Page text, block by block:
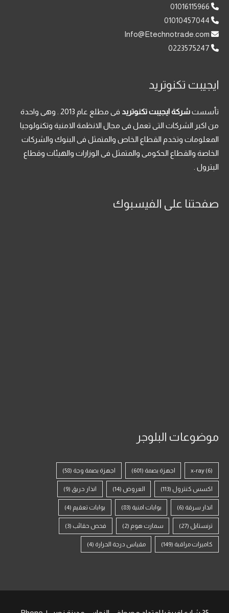
01016115966
01010457044
0223575247
ايجيبت تكنوتريد
تأسستشركة ايجيبت تكنوتريد
فى مطلع عام 2013 . وهى واحدة
من اكبر الشركات التى تعمل فى مجال الانظمة الامنية وتكنولوجيا
المعلومات وتخدم القطاع الخاص والمتمثل فى البنوك والشركات
الخاصة والقطاع الحكومى والمتمثل فى الوزارات والهيئات وقطاع
البترول .
صفحتنا على الفيسبوك
موضوعات البلوجر
x-ray (6) اجهزة بصمة (601) اجهزة بصمة وجة (58)
اكسس كنترول (113) العروض (14) انذار حريق (9)
انذار سرقة (6) بوابات امنية (83) بوابات تعقيم (4)
ترنستايل (27) سمارت هوم (2) فحص حقائب (3)
كاميرات مراقبة (149) مقياس درجة الحرارة (4)